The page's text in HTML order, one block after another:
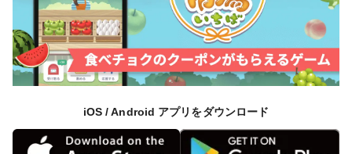
iOS / Android アプリをダウンロード